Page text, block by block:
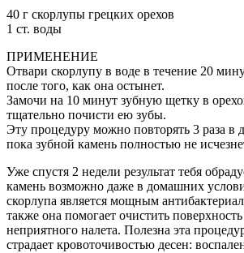
40 г скорлупы грецких орехов
1 ст. воды
ПРИМЕНЕНИЕ
Отвари скорлупу в воде в течение 20
после того, как она остынет.
Замочи на 10 минут зубную щетку в
тщательно почисти ею зубы.
Эту процедуру можно повторять 3 раза в
пока зубной камень полностью не
Уже спустя 2 недели результат тебя
камень возможно даже в домашних
скорлупа является мощным
также она помогает очистить
неприятного налета. Полезна эта
страдает кровоточивостью десен: